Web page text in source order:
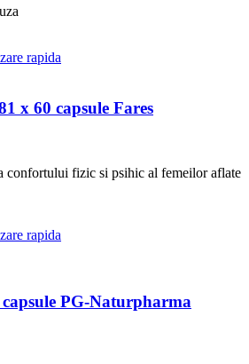
rapida
x 60 capsule Fares
confortului fizic si psihic al femeilor aflate
rapida
PG-Naturpharma